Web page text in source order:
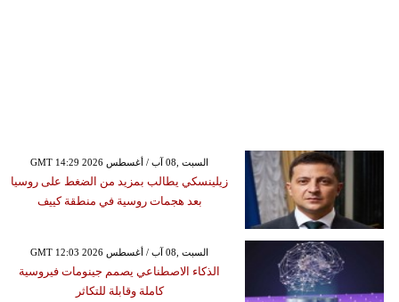
GMT 14:29 2026 السبت ,08 آب / أغسطس
زيلينسكي يطالب بمزيد من الضغط على روسيا
بعد هجمات روسية في منطقة كييف
GMT 12:03 2026 السبت ,08 آب / أغسطس
الذكاء الاصطناعي يصمم جينومات فيروسية
كاملة وقابلة للتكاثر